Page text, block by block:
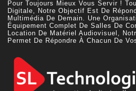
Pour Toujours Mieux Vous Servir !
Digitale, Notre Objectif Est De
Multimédia De Demain. Une
Équipement Complet De Salles De
Location De Matériel Audiovisuel,
Permet De Répondre À Chacun De